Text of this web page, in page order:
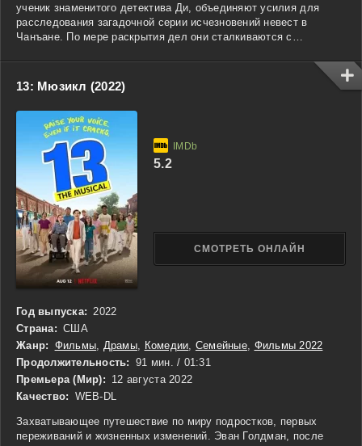
ученик знаменитого детектива Ди, объединяют усилия для
расследования загадочной серии исчезновений невест в
Чанъане. По мере раскрытия дел они сталкиваются с
которые указывают на глубокие тайны династии Тан.
Каждое новое расследование приводит к опасным открытиям и
проверяет их смекалку, ловкость и преданность долгу. Сериал
сочетает элементы детектива и исторической драмы,
показывая, как команда решает сложные загадки, сталкивается
с интригами при дворе и постепенно раскрывает скрытые силы
и мотивы, влияющие на жизнь столицы.
13: Мюзикл (2022)
Год выпуска: 2022
Страна: США
Жанр: Фильмы Драмы, Комедии Семейные, Фильмы 2022
Продолжительность: 91 мин. / 01:31
Премьера (Мир): 12 августа 2022
Качество: WEB-DL
Захватывающее путешествие по миру подростков, первых
переживаний и жизненных изменений. Эван Голдман, после
СМОТРЕТЬ ОНЛАЙН
5.2